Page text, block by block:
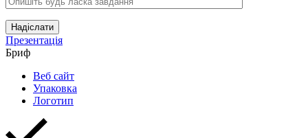
Надіслати
Презентація
Бриф
Веб сайт
Упаковка
Логотип